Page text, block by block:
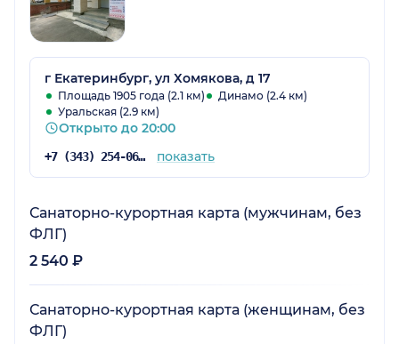
г Екатеринбург, ул Хомякова, д 17
Площадь 1905 года (2.1 км)
Динамо (2.4 км)
Уральская (2.9 км)
Открыто до 20:00
+7 (343) 254-06-60 показать
Санаторно-курортная карта (мужчинам, без
ФЛГ)
2 540 ₽
Санаторно-курортная карта (женщинам, без
ФЛГ)